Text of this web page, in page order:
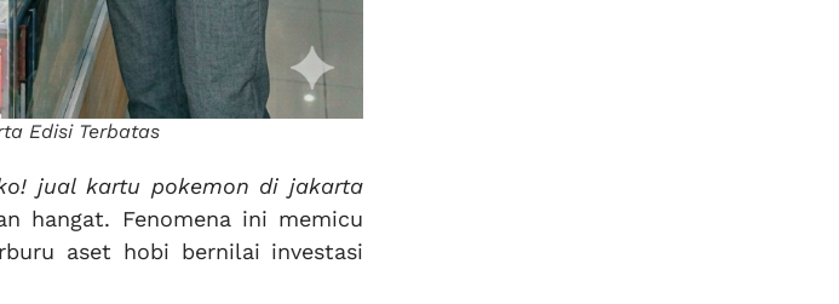
Edisi Terbatas
jual kartu pokemon di jakarta
hangat. Fenomena ini memicu
aset hobi bernilai investasi